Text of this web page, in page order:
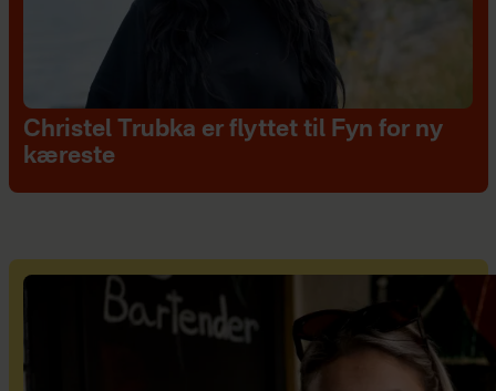
Christel Trubka er flyttet til Fyn for ny
kæreste